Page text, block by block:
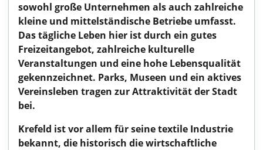
sowohl große Unternehmen als auch zahlreiche
kleine und mittelständische Betriebe umfasst.
Das tägliche Leben hier ist durch ein gutes
Freizeitangebot, zahlreiche kulturelle
Veranstaltungen und eine hohe Lebensqualität
gekennzeichnet. Parks, Museen und ein aktives
Vereinsleben tragen zur Attraktivität der Stadt
bei.
Krefeld ist vor allem für seine textile Industrie
bekannt, die historisch die wirtschaftliche